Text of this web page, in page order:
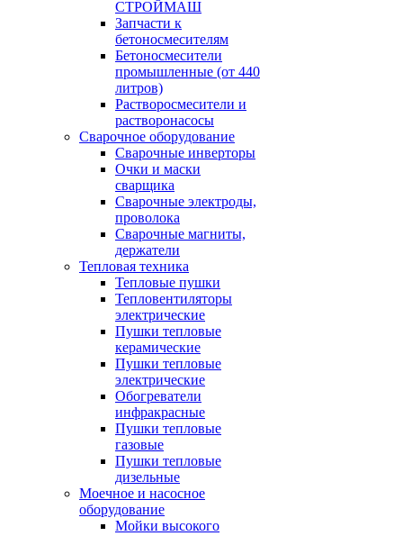
СТРОЙМАШ
Запчасти к
бетоносмесителям
Бетоносмесители
промышленные (от 440
литров)
Растворосмесители и
растворонасосы
Сварочное оборудование
Сварочные инверторы
Очки и маски
сварщика
Сварочные электроды,
проволока
Сварочные магниты,
держатели
Тепловая техника
Тепловые пушки
Тепловентиляторы
электрические
Пушки тепловые
керамические
Пушки тепловые
электрические
Обогреватели
инфракрасные
Пушки тепловые
газовые
Пушки тепловые
дизельные
Моечное и насосное
оборудование
Мойки высокого